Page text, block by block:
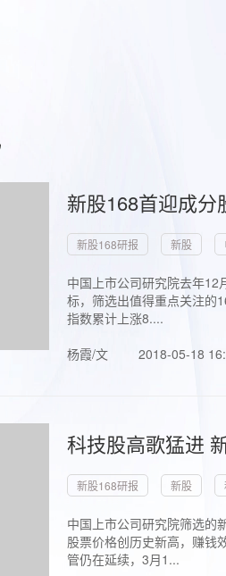
新股168首迎成
新股168研报 新股
中国上市公司研究院去年
标，筛选出值得重点关注的
指数累计上涨8....
杨霞/文
2018-05-18
科技股高歌猛进
新股168研报 新股
中国上市公司研究院筛选的
股票价格创历史新高，赚钱
管仍在延续，3月1...